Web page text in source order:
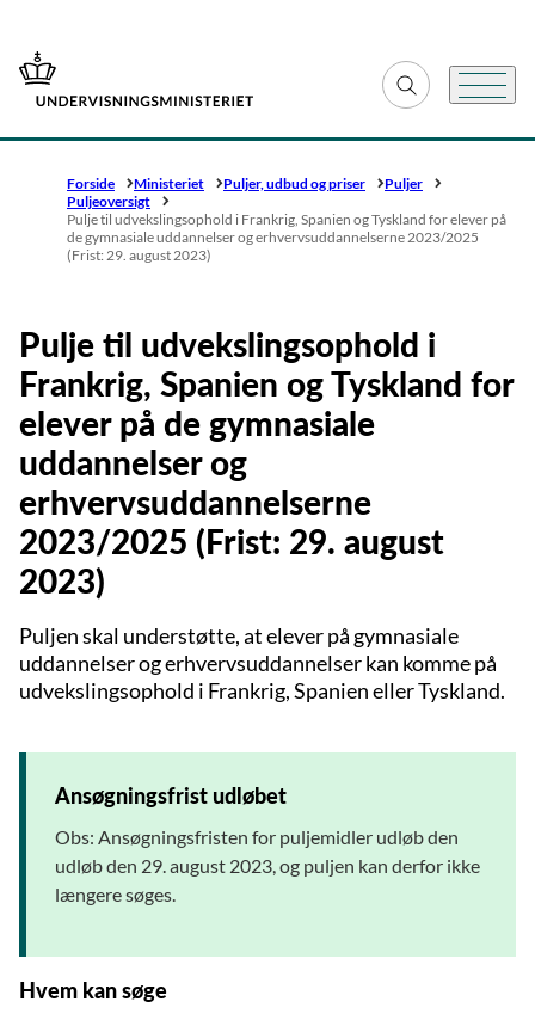
Gå til forsiden Fold søgefelt ud
Menu
Forside Ministeriet Puljer, udbud og priser
Puljer
Puljeoversigt
Pulje til udvekslingsophold i Frankrig, Spanien og Tyskland for elever på
de gymnasiale uddannelser og erhvervsuddannelserne 2023/2025
(Frist: 29. august 2023)
Pulje til udvekslingsophold i
Frankrig, Spanien og Tyskland for
elever på de gymnasiale
uddannelser og
erhvervsuddannelserne
2023/2025 (Frist: 29. august
2023)
Puljen skal understøtte, at elever på gymnasiale
uddannelser og erhvervsuddannelser kan komme på
udvekslingsophold i Frankrig, Spanien eller Tyskland.
Ansøgningsfrist udløbet
Obs: Ansøgningsfristen for puljemidler udløb den
udløb den 29. august 2023, og puljen kan derfor ikke
længere søges.
Hvem kan søge